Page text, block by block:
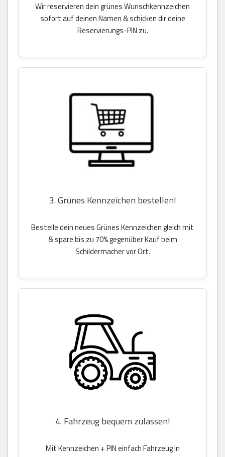
Wir reservieren dein grünes Wunschkennzeichen
sofort auf deinen Namen & schicken dir deine
Reservierungs-PIN zu.
3. Grünes Kennzeichen bestellen!
Bestelle dein neues Grünes Kennzeichen gleich mit
& spare bis zu 70% gegenüber Kauf beim
Schildermacher vor Ort.
4. Fahrzeug bequem zulassen!
Mit Kennzeichen + PIN einfach Fahrzeug in